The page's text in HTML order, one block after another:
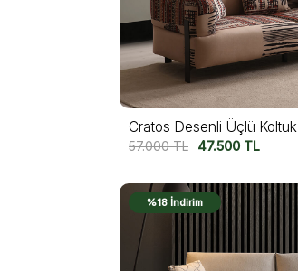
Cratos Desenli Üçlü Koltuk
57.000TL 47.500 TL
%18 İndirim